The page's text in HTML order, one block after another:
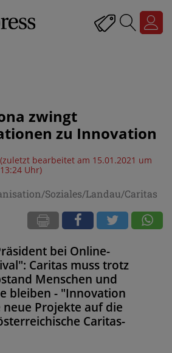
zwingt
zu Innovation
(zuletzt bearbeitet am 15.01.2021 um
13:24 Uhr)
Soziales/Landau/Caritas
bei Online-
Caritas muss trotz
Menschen und
bleiben - "Innovation
Projekte auf die
Caritas-